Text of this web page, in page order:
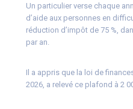
Un particulier verse chaque
d’aide aux personnes en
réduction d’impôt de 75 %,
par an.
Il a appris que la loi de
2026, a relevé ce plafond à 2